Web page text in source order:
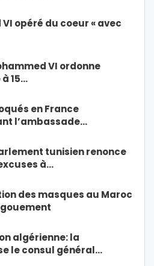
opéré du coeur « avec
VI ordonne
à 15…
en France
l’ambassade…
tunisien renonce
à…
des masques au Maroc
algérienne: la
le consul général…